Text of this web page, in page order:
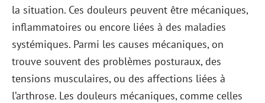
la situation. Ces douleurs peuvent être mécaniques,
inflammatoires ou encore liées à des maladies
systémiques. Parmi les causes mécaniques, on
trouve souvent des problèmes posturaux, des
tensions musculaires, ou des affections liées à
l’arthrose. Les douleurs mécaniques, comme celles